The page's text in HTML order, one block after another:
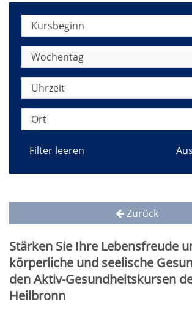
Kursbeginn
Wochentag
Uhrzeit
Ort
Filter leeren
Zurück
Stärken Sie Ihre Lebensfreude
körperliche und seelische
den Aktiv-Gesundheitskursen
Heilbronn